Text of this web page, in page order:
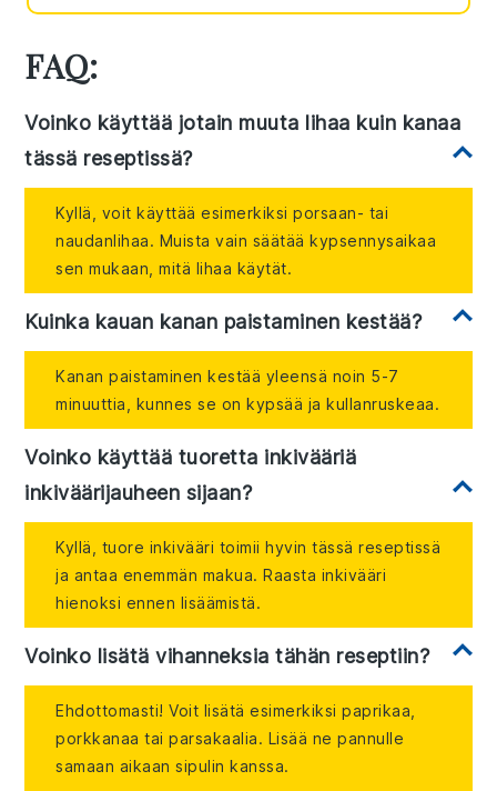
FAQ:
Voinko käyttää jotain muuta lihaa kuin kanaa
tässä reseptissä?
Kyllä, voit käyttää esimerkiksi porsaan- tai
naudanlihaa. Muista vain säätää kypsennysaikaa
sen mukaan, mitä lihaa käytät.
Kuinka kauan kanan paistaminen kestää?
Kanan paistaminen kestää yleensä noin 5-7
minuuttia, kunnes se on kypsää ja kullanruskeaa.
Voinko käyttää tuoretta inkivääriä
inkiväärijauheen sijaan?
Kyllä, tuore inkivääri toimii hyvin tässä reseptissä
ja antaa enemmän makua. Raasta inkivääri
hienoksi ennen lisäämistä.
Voinko lisätä vihanneksia tähän reseptiin?
Ehdottomasti! Voit lisätä esimerkiksi paprikaa,
porkkanaa tai parsakaalia. Lisää ne pannulle
samaan aikaan sipulin kanssa.